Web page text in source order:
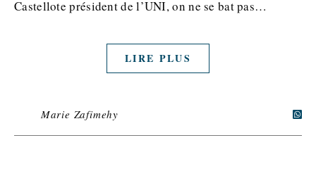
Castellote président de l’UNI, on ne se bat pas…
LIRE PLUS
Marie Zafimehy